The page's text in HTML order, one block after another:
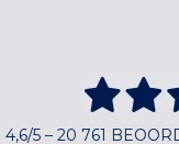
4,6/5 – 20 761